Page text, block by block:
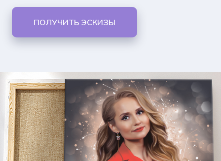
ПОЛУЧИТЬ ЭСКИЗЫ